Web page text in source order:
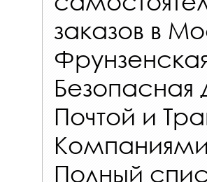
заказов в
Безопасная
Почтой и
Полный